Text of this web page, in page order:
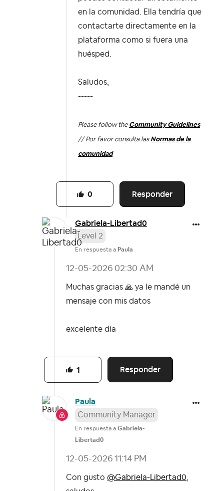
en la comunidad. Ella tendría que
contactarte directamente en la
plataforma como si fuera una
huésped.
Saludos,
-----
Please follow the Community Guidelines
// Por favor consulta las Normas de la
comunidad
Responder
0
Gabriela-Libertad0
Level 2
En respuesta a Paula
‎12-05-2026 02:30 AM
Muchas gracias 🙏 ya le mandé un
mensaje con mis datos
excelente día
Responder
1
Paula
Community Manager
En respuesta a Gabriela-
Libertad0
‎12-05-2026 11:14 PM
Con gusto @Gabriela-Libertad0